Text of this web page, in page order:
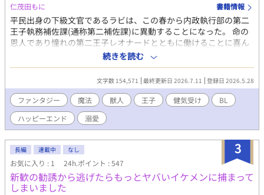
仁茂田もに 書籍情報
平民出身の下級文官であるラビは、この春から内政執行部の第二
王子執務補佐課(通称第二補佐課)に異動することになった。 命の
恩人であり憧れの第二王子レオナードとともに働けることに喜ん
でいたラビだったが、異動初日第二補佐課に行くと何故か誰もい
なかった。 そこで迎えに来た上司コリンに突然「もふもふした動
物は平気だろうか」と訊ねられる。 案内されたレオナードの執務
室で出会ったのは、魔女の呪いで恐ろしい獅子の魔物に姿を変え
られたレオナードだった。 ラビは獅子となったレオナードととも
に働くことになるが、人手不足のせいで侍従まで兼任することに
なり――。 魔女の呪いで獅子になってしまった変人王子×王子に
命を救われ、恩返しがしたい健気な平民補佐官 健気で頑張り屋さ
んなラビと変人と噂されているけど溺愛系のレオナードが少しず
つ距離を縮めつつ、お互いのために呪いを解こうと頑張る話で
す。
続きを読む
文字数 154,571 最終更新日 2026.7.11 登録日 2026.5.28
ファンタジー 魔法 獣人 王子 健気受け
BL
ハッピーエンド
溺愛
3
長編 連載中 なし
お気に入り : 1 24h.ポイント : 547
新歓の勧誘から逃げたらもっとヤバいイケメンに捕まって
しまいました